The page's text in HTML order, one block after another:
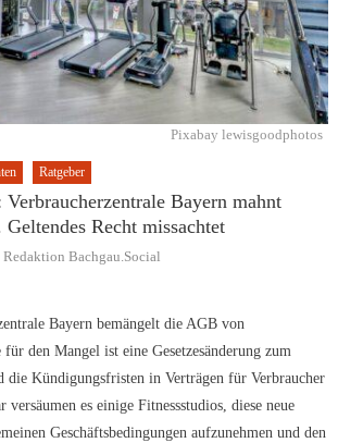
Pixabay lewisgoodphotos
Ratgeber
Bayern mahnt
Geltendes Recht missachtet
Author
Redaktion Bachgau.Social
Bayern bemängelt die AGB von
für den Mangel ist eine Gesetzesänderung zum
die Kündigungsfristen in Verträgen für Verbraucher
versäumen es einige Fitnessstudios, diese neue
Geschäftsbedingungen aufzunehmen und den